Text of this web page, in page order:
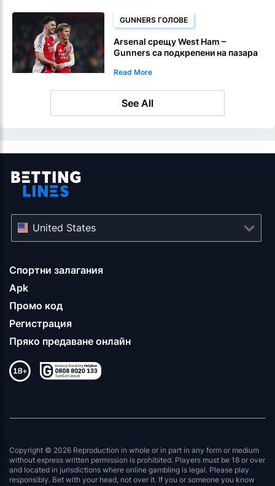
GUNNERS ГОЛОВЕ
Arsenal срещу West Ham –
Gunners са подкрепени на пазара
Read More
See All
Спортни залагания
Apk
Промо код
Регистрация
Пряко предаване онлайн
United States
Copyright © 2026 Reproduction in whole or in part in any form or medium
without express written permission is prohibited. Players must be 18 or over
and located in jurisdictions where online gambling is legal. Please play
responsibly. Bet with your head, not over it. If you or someone you know